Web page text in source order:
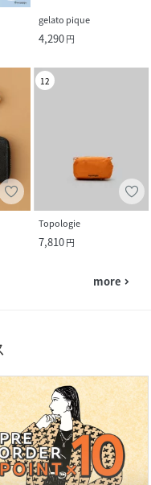
gelato pique
4,290円
12
Topologie
7,810円
more navigate_next